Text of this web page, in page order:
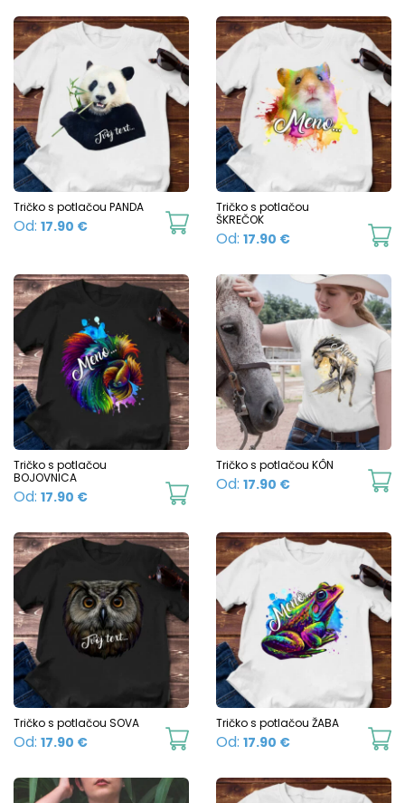
The
options
may
be
chosen
the
product
page
Tričko s potlačou PANDA
Od: 17.90 €
This
product
has
multiple
variants.
The
options
may
be
chosen
page
Tričko s potlačou
ŠKREČOK
Od: 17.90 €
Tričko s potlačou
BOJOVNICA
Od: 17.90 €
This
has
multiple
variants.
The
options
may
be
chosen
product
Tričko s potlačou KÔN
Od: 17.90 €
Tričko s potlačou SOVA
Od: 17.90 €
This
has
Tričko s potlačou ŽABA
Od: 17.90 €